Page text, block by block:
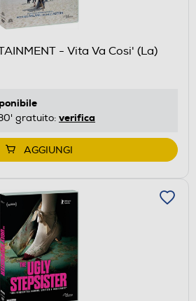
- Vita Va Cosi' (La)
gratuito: verifica
AGGIUNGI